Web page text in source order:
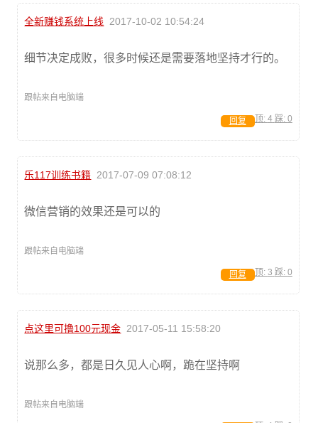
全新赚钱系统上线 2017-10-02 10:54:24
细节决定成败，很多时候还是需要落地坚持才行的。
跟帖来自电脑端
顶: 4 踩: 0
回复
乐117训练书籍 2017-07-09 07:08:12
微信营销的效果还是可以的
跟帖来自电脑端
顶: 3 踩: 0
回复
点这里可撸100元现金 2017-05-11 15:58:20
说那么多，都是日久见人心啊，跪在坚持啊
跟帖来自电脑端